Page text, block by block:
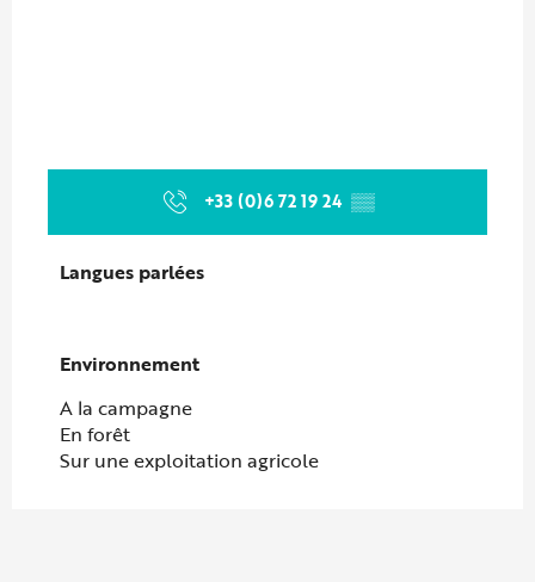
+33 (0)6 72 19 24 ▒▒
Langues parlées
Langues parlées
Environnement
Environnement
A la campagne
En forêt
Sur une exploitation agricole